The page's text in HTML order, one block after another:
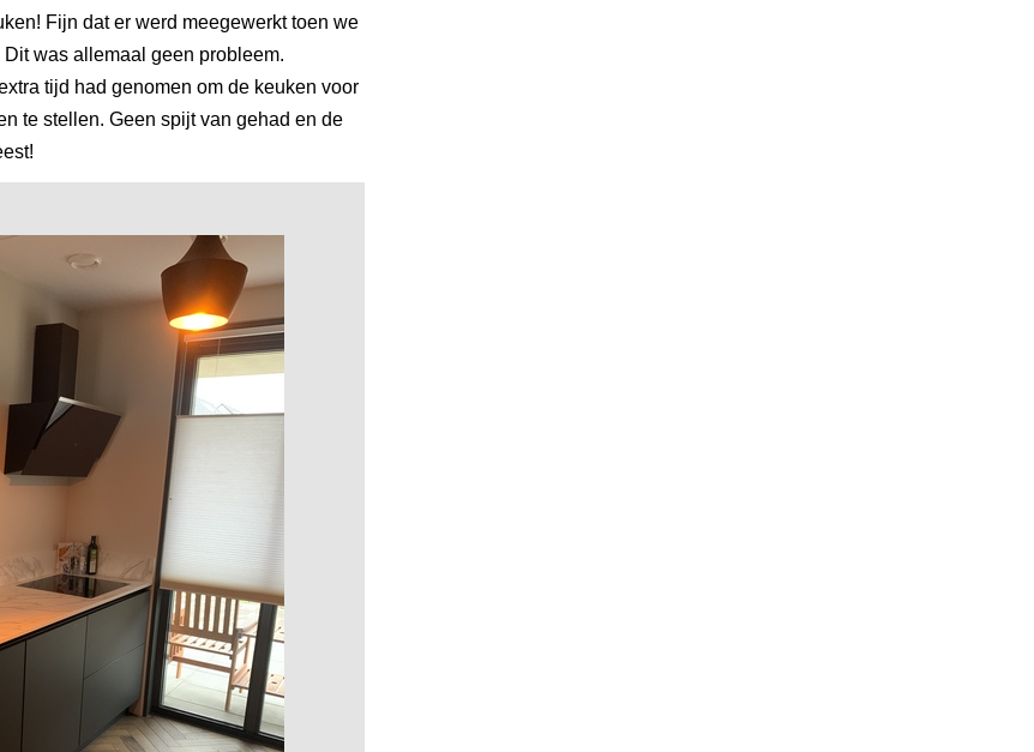
Fijn dat er werd meegewerkt toen we
was allemaal geen probleem.
tijd had genomen om de keuken voor
te stellen. Geen spijt van gehad en de